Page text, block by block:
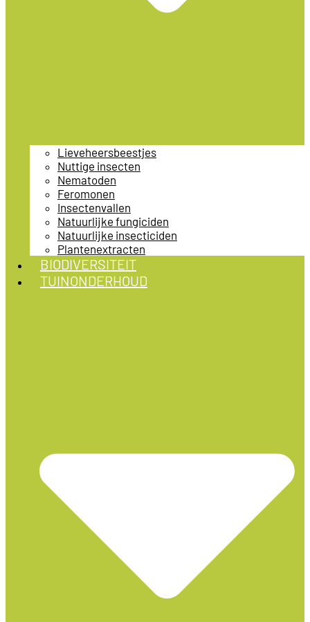
Lieveheersbeestjes
Nuttige insecten
Nematoden
Feromonen
Insectenvallen
Natuurlijke fungiciden
Natuurlijke insecticiden
Plantenextracten
BIODIVERSITEIT
TUINONDERHOUD